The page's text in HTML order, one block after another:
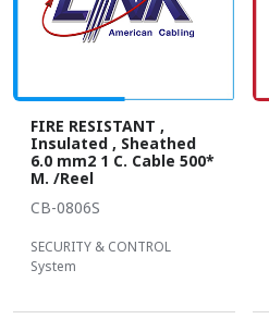
FIRE RESISTANT ,
Insulated , Sheathed
6.0 mm2 1 C. Cable 500*
M. /Reel
CB-0806S
SECURITY & CONTROL
System